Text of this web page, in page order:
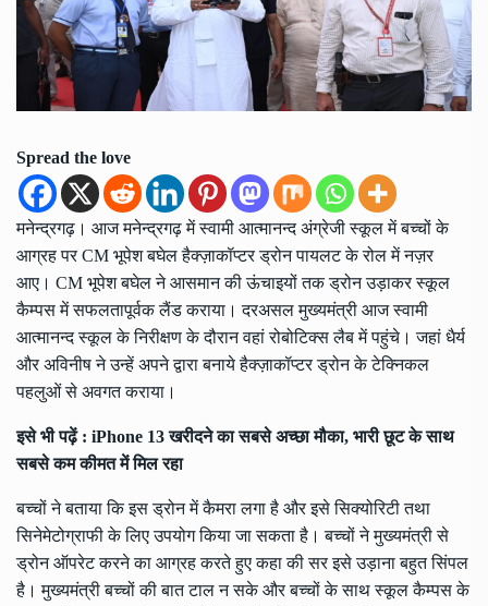
Spread the love
मनेन्द्रगढ़। आज मनेन्द्रगढ़ में स्वामी आत्मानन्द अंग्रेजी स्कूल में बच्चों के
आग्रह पर CM भूपेश बघेल हैक्ज़ाकॉप्टर ड्रोन पायलट के रोल में नज़र
आए। CM भूपेश बघेल ने आसमान की ऊंचाइयों तक ड्रोन उड़ाकर स्कूल
कैम्पस में सफलतापूर्वक लैंड कराया। दरअसल मुख्यमंत्री आज स्वामी
आत्मानन्द स्कूल के निरीक्षण के दौरान वहां रोबोटिक्स लैब में पहुंचे। जहां धैर्य
और अविनीष ने उन्हें अपने द्वारा बनाये हैक्ज़ाकॉप्टर ड्रोन के टेक्निकल
पहलुओं से अवगत कराया।
इसे भी पढ़ें : iPhone 13 खरीदने का सबसे अच्छा मौका, भारी छूट के साथ
सबसे कम कीमत में मिल रहा
बच्चों ने बताया कि इस ड्रोन में कैमरा लगा है और इसे सिक्योरिटी तथा
सिनेमेटोग्राफी के लिए उपयोग किया जा सकता है। बच्चों ने मुख्यमंत्री से
ड्रोन ऑपरेट करने का आग्रह करते हुए कहा की सर इसे उड़ाना बहुत सिंपल
है। मुख्यमंत्री बच्चों की बात टाल न सके और बच्चों के साथ स्कूल कैम्पस के